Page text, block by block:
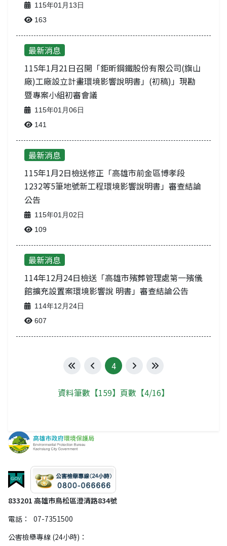
115年01月13日
163
最新消息
115年1月21日召開「鉅昕鋼鐵股份有限公司(旗山
廠)工廠設立計畫環境影響說明書」(初稿)」現勘
暨專案小組初審會議
115年01月06日
141
最新消息
115年1月2日檢送修正「高雄市前金區博孝段
1232等5筆地號新工程環境影響說明書」審查結論
公告
115年01月02日
109
最新消息
114年12月24日檢送「高雄市殯葬管理處第一殯儀
館擴充設置案環境影響說 明書」審查結論公告
114年12月24日
607
第一頁上一頁
4 下一頁最後一頁
資料筆數【159】頁數【4/16】
833201 高雄市鳥松區澄清路834號
電話：
07-7351500
公害檢舉專線 (24小時)：